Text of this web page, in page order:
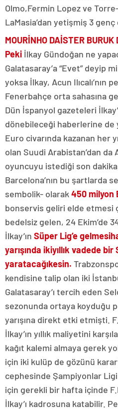
Olmo,Fermin Lopez ve
LaMasia’dan yetişmiş 3 genç
MOURİNHO DAİSTER BURUK
Peki İlkay Gündoğan ne
Galatasaray’a “Evet” deyip
yoksa İlkay, Acun Ilıcalı’nın
Fenerbahçe orta sahasına
Dün İspanyol gazeteleri
dönebileceği haberlerine de
Euro civarında kazanan her
olan Suudi Arabistan’dan
oyuncuyu istediği son
Barcelona’nın bu şartlarda
sembolik- olarak 450 milyon
bonservis geliri elde etmesi
bedelsiz gelen, 24 Ekim’de
İlkay’ın Süper Lig’e gelmesi
yarışında ikiyıllık vadede
yaratacağıkesin.
kendisine talip olan iki
Galatasaray’ı tercih eden
sezonunda ortaya koyduğu
yarışına direkt etki etmişti.
İlkay’ın yıllık maliyetini
kağıt kalemi almaya gerek
için iki kulüp de gözünü
cephesinde Şampiyonlar
için gerekli bir hafta içinde
İlkay’ı kadrosuna katabilir.